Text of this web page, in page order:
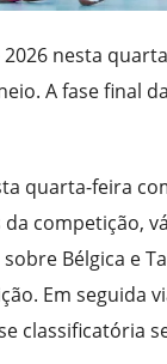
nesta
A fase final
quarta-feira
competição,
Bélgica e
Em seguida
classificatória